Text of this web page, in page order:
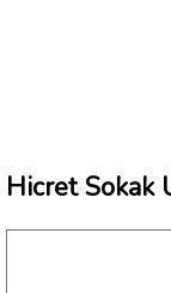
Hicret Sokak